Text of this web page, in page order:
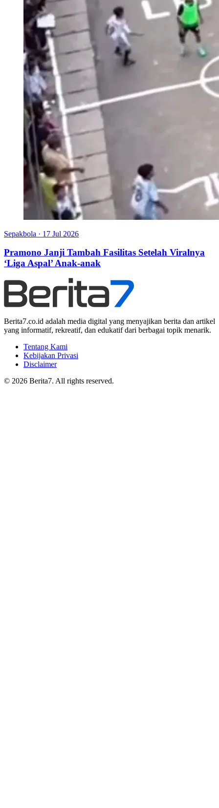
Sepakbola · 17 Jul 2026
Pramono Janji Tambah Fasilitas Setelah Viralnya
‘Liga Aspal’ Anak-anak
Berita7.co.id adalah media digital yang menyajikan berita dan artikel
yang informatif, rekreatif, dan edukatif dari berbagai topik menarik.
Tentang Kami
Kebijakan Privasi
Disclaimer
© 2026 Berita7. All rights reserved.